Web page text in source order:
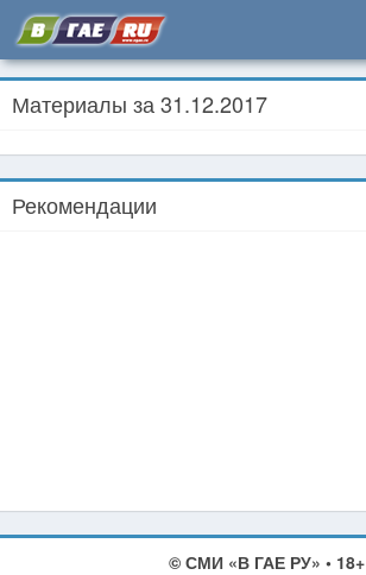
Материалы за 31.12.2017
Рекомендации
© СМИ «В ГАЕ РУ» • 18+